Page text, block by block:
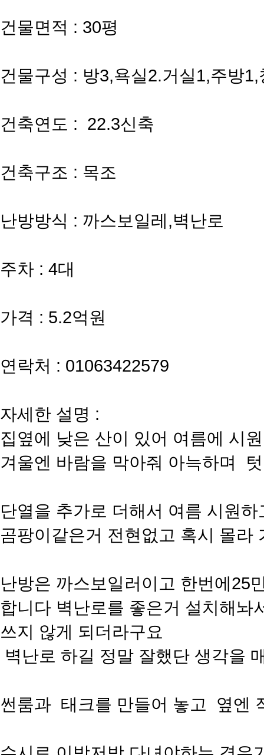
건물면적 : 30평
건물구성 : 방3,욕실2.거실1,주방1,
건축연도 : 22.3신축
건축구조 : 목조
난방방식 : 까스보일레,벽난로
주차 : 4대
가격 : 5.2억원
연락처 : 01063422579
자세한 설명 :
집옆에 낮은 산이 있어 여름에 시
겨울엔 바람을 막아줘 아늑하며
단열을 추가로 더해서 여름 시원
곰팡이같은거 전현없고 혹시 몰
난방은 까스보일러이고 한번에25
합니다 벽난로를 좋은거 설치해
쓰지 않게 되더라구요
벽난로 하길 정말 잘했단 생각을
썬룸과 태크를 만들어 놓고 옆엔